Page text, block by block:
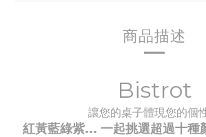
商品描述
Bistrot
讓您的桌子體現您的個
紅黃藍綠紫... 一起挑選超過十種